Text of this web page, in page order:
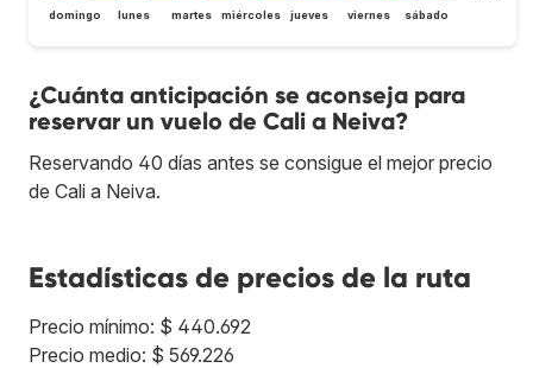
domingo lunes martes miércoles jueves viernes sábado
¿Cuánta anticipación se aconseja para
reservar un vuelo de Cali a Neiva?
Reservando 40 días antes se consigue el mejor precio
de Cali a Neiva.
Estadísticas de precios de la ruta
Precio mínimo: $ 440.692
Precio medio: $ 569.226